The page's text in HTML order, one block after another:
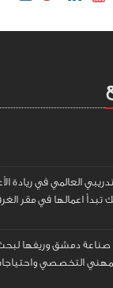
العالمي في ريادة
اعمالها في مقر
دمشق وريفها لبحث
التخصصي